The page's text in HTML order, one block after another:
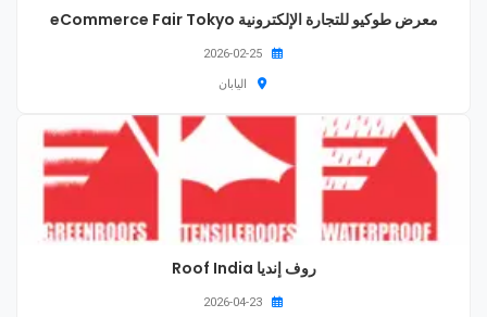
معرض طوكيو للتجارة الإلكترونية eCommerce Fair Tokyo
اليابان
روف إنديا Roof India